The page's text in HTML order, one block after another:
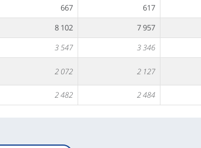
667 617
8 102 7 957
3 547 3 346
2 072 2 127
2 482 2 484